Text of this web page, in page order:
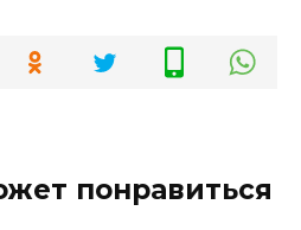
понравиться